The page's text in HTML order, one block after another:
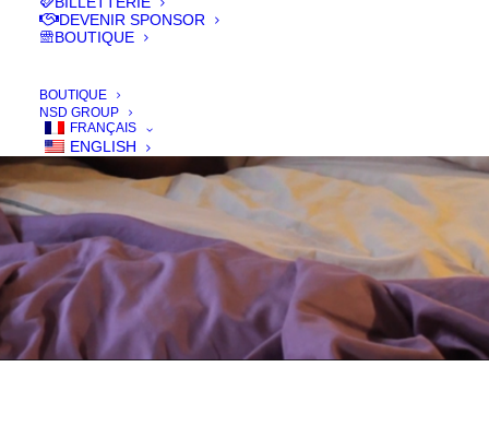
DEVENIR SPONSOR
BOUTIQUE
BOUTIQUE
NSD GROUP
FRANÇAIS
ENGLISH
together